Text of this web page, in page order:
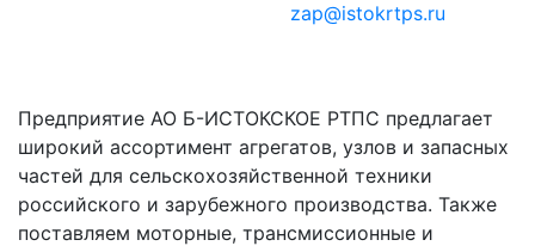
zap@istokrtps.ru
Предприятие АО Б-ИСТОКСКОЕ РТПС предлагает
широкий ассортимент агрегатов, узлов и запасных
частей для сельскохозяйственной техники
российского и зарубежного производства. Также
поставляем моторные, трансмиссионные и